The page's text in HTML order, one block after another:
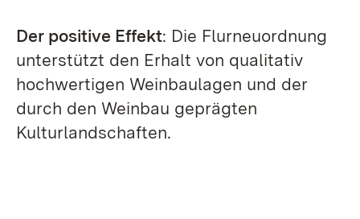
Der positive Effekt: Die Flurneuordnung
unterstützt den Erhalt von qualitativ
hochwertigen Weinbaulagen und der
durch den Weinbau geprägten
Kulturlandschaften.